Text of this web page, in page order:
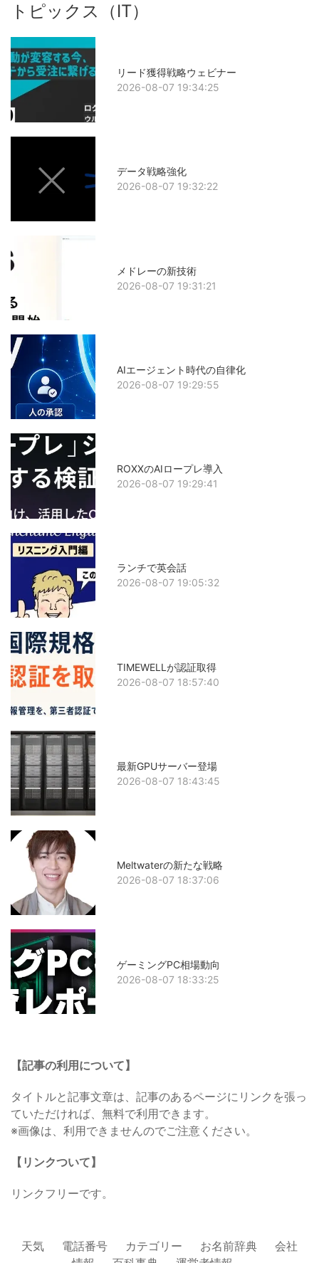
トピックス（IT）
リード獲得戦略ウェビナー
2026-08-07 19:34:25
データ戦略強化
2026-08-07 19:32:22
メドレーの新技術
2026-08-07 19:31:21
AIエージェント時代の自律化
2026-08-07 19:29:55
ROXXのAIロープレ導入
2026-08-07 19:29:41
ランチで英会話
2026-08-07 19:05:32
TIMEWELLが認証取得
2026-08-07 18:57:40
最新GPUサーバー登場
2026-08-07 18:43:45
Meltwaterの新たな戦略
2026-08-07 18:37:06
ゲーミングPC相場動向
2026-08-07 18:33:25
【記事の利用について】
タイトルと記事文章は、記事のあるページにリンクを張っ
ていただければ、無料で利用できます。
※画像は、利用できませんのでご注意ください。
【リンクついて】
リンクフリーです。
天気 電話番号 カテゴリー お名前辞典
会社